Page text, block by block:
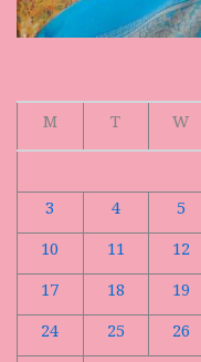
M
T W
3
4 5
10
11 12
17
18 19
24
25 26